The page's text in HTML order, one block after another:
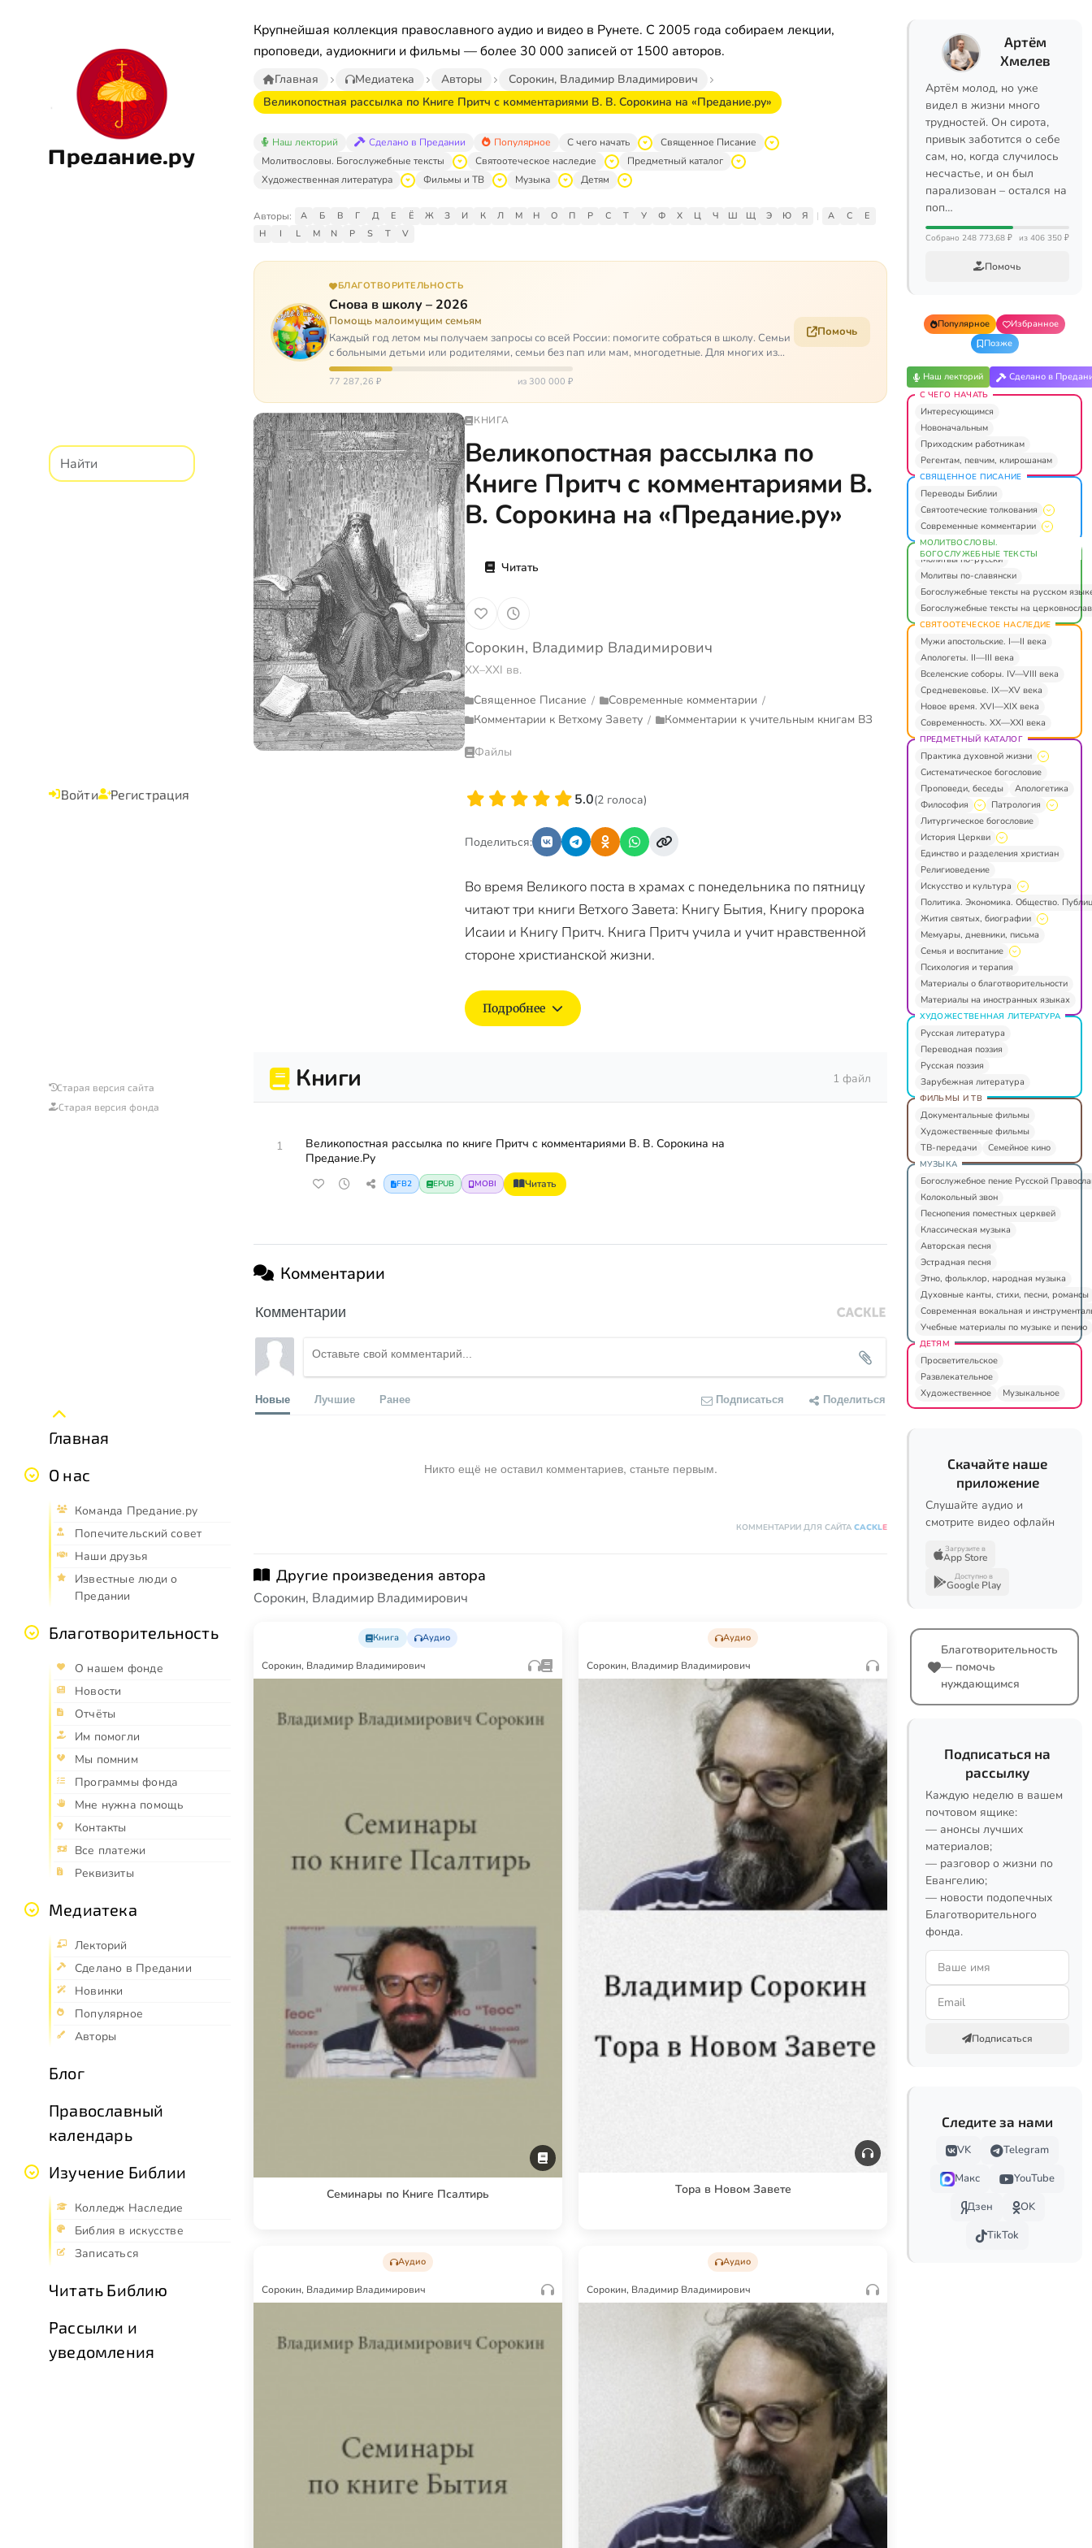
Предание.ру
Войти Регистрация
Старая версия сайта
Старая версия фонда
Главная
О нас
Команда Предание.ру
Попечительский совет
Наши друзья
Известные люди о
Предании
Благотворительность
О нашем фонде
Новости
Отчёты
Им помогли
Мы помним
Программы фонда
Мне нужна помощь
Контакты
Все платежи
Реквизиты
Медиатека
Лекторий
Сделано в Предании
Новинки
Популярное
Авторы
Блог
Православный
календарь
Изучение Библии
Колледж Наследие
Библия в искусстве
Записаться
Читать Библию
Рассылки и
уведомления
Крупнейшая коллекция православного аудио и видео в Рунете. С 2005 года собираем лекции,
проповеди, аудиокниги и фильмы — более 30 000 записей от 1500 авторов.
Главная Медиатека Авторы
Сорокин, Владимир Владимирович
Великопостная рассылка по Книге Притч с комментариями В. В. Сорокина на «Предание.ру»
Наш лекторий Сделано в Предании Популярное С чего начать
Священное Писание
Молитвословы. Богослужебные тексты
Святоотеческое наследие
Предметный каталог
Художественная литература
Фильмы и ТВ Музыка Детям
Авторы: А Б В Г Д Е Ё Ж З И К Л М Н О П Р С Т У Ф Х Ц Ч Ш Щ Э Ю Я | A C
E
H
I L M N P S T V
БЛАГОТВОРИТЕЛЬНОСТЬ
Снова в школу – 2026
Помощь малоимущим семьям
Каждый год летом мы получаем запросы со всей России: помогите собраться в школу. Семьи
с больными детьми или родителями, семьи без пап или мам, многодетные. Для многих из
них покуп…
77 287,26 ₽ из 300 000 ₽
Помочь
КНИГА
Великопостная рассылка по
Книге Притч с комментариями В.
В. Сорокина на «Предание.ру»
Читать
Сорокин, Владимир Владимирович
XX–XXI вв.
Священное Писание / Современные комментарии /
Комментарии к Ветхому Завету / Комментарии к учительным книгам ВЗ
Файлы
5.0(2 голоса)
Поделиться:
Во время Великого поста в храмах с понедельника по пятницу
читают три книги Ветхого Завета: Книгу Бытия, Книгу пророка
Исаии и Книгу Притч. Книга Притч учила и учит нравственной
стороне христианской жизни.
Подробнее
Книги 1 файл
1
Великопостная рассылка по книге Притч с комментариями В. В. Сорокина на
Предание.Ру
FB2 EPUB MOBI Читать
Комментарии
Комментарии
Новые Лучшие Ранее Подписаться Поделиться
Никто ещё не оставил комментариев, станьте первым.
КОММЕНТАРИИ ДЛЯ САЙТА CACKLE
Другие произведения автора
Сорокин, Владимир Владимирович
Книга Аудио
Сорокин, Владимир Владимирович
Семинары по Книге Псалтирь
Аудио
Сорокин, Владимир Владимирович
Тора в Новом Завете
Аудио
Сорокин, Владимир Владимирович
Аудио
Сорокин, Владимир Владимирович
Артём
Хмелев
Артём молод, но уже
видел в жизни много
трудностей. Он сирота,
привык заботится о себе
сам, но, когда случилось
несчастье, и он был
парализован – остался на
поп…
Собрано 248 773,68 ₽ из 406 350 ₽
Помочь
Популярное
Избранное
Позже
Наш лекторий Сделано в
С ЧЕГО НАЧАТЬ
Интересующимся
Новоначальным
Приходским работникам
Регентам, певчим, клирошанам
СВЯЩЕННОЕ ПИСАНИЕ
Переводы Библии
Святоотеческие толкования
Современные комментарии
МОЛИТВОСЛОВЫ.
БОГОСЛУЖЕБНЫЕ ТЕКСТЫ
Молитвы по-русски
Молитвы по-славянски
Богослужебные тексты на русском
Богослужебные тексты на
СВЯТООТЕЧЕСКОЕ НАСЛЕДИЕ
Мужи апостольские. I—II века
Апологеты. II—III века
Вселенские соборы. IV—VIII века
Средневековье. IX—XV века
Новое время. XVI—XIX века
Современность. XX—XXI века
ПРЕДМЕТНЫЙ КАТАЛОГ
Практика духовной жизни
Систематическое богословие
Проповеди, беседы
Апологетика
Философия
Патрология
Литургическое богословие
История Церкви
Единство и разделения христиан
Религиоведение
Искусство и культура
Политика. Экономика. Общество.
Жития святых, биографии
Мемуары, дневники, письма
Семья и воспитание
Психология и терапия
Материалы о благотворительности
Материалы на иностранных языках
ХУДОЖЕСТВЕННАЯ ЛИТЕРАТУРА
Русская литература
Переводная поэзия
Русская поэзия
Зарубежная литература
ФИЛЬМЫ И ТВ
Документальные фильмы
Художественные фильмы
ТВ-передачи
Семейное кино
МУЗЫКА
Богослужебное пение Русской
Колокольный звон
Песнопения поместных церквей
Классическая музыка
Авторская песня
Эстрадная песня
Этно, фольклор, народная музыка
Духовные канты, стихи, песни, романсы
Современная вокальная и
Учебные материалы по музыке и пению
ДЕТЯМ
Просветительское
Развлекательное
Художественное
Музыкальное
Скачайте наше
приложение
Слушайте аудио и
смотрите видео офлайн
Загрузите в
App Store
Доступно в
Google Play
Благотворительность
— помочь
нуждающимся
Подписаться на
рассылку
Каждую неделю в вашем
почтовом ящике:
— анонсы лучших
материалов;
— разговор о жизни по
Евангелию;
— новости подопечных
Благотворительного
фонда.
Подписаться
Следите за нами
VK
Telegram
Макс
YouTube
Дзен
OK
TikTok